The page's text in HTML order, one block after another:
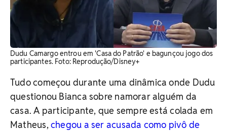
Dudu Camargo entrou em 'Casa do Patrão' e bagunçou jogo dos
participantes. Foto: Reprodução/Disney+
Tudo começou durante uma dinâmica onde Dudu
questionou Bianca sobre namorar alguém da
casa. A participante, que sempre está colada em
Matheus,chegou a ser acusada como pivô de